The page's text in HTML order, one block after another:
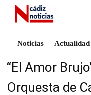
Noticias Actualidad
“El Amor
Orquesta de